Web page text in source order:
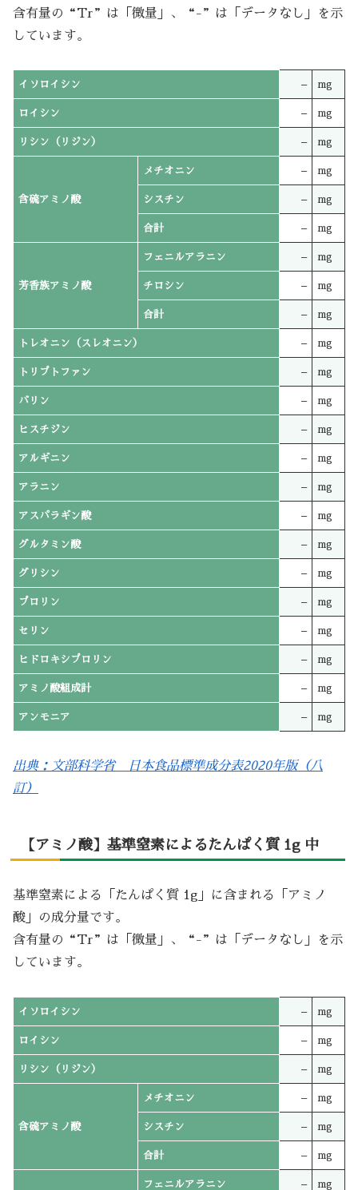
含有量の“Tr”は「微量」、“-”は「データなし」を示
しています。
イソロイシン – mg
ロイシン – mg
リシン（リジン） – mg
含硫アミノ酸
メチオニン – mg
シスチン – mg
合計 – mg
芳香族アミノ酸
フェニルアラニン – mg
チロシン – mg
合計 – mg
トレオニン（スレオニン） – mg
トリプトファン – mg
バリン – mg
ヒスチジン – mg
アルギニン – mg
アラニン – mg
アスパラギン酸 – mg
グルタミン酸 – mg
グリシン – mg
プロリン – mg
セリン – mg
ヒドロキシプロリン – mg
アミノ酸組成計 – mg
アンモニア – mg
出典：文部科学省 日本食品標準成分表2020年版（八
訂）
【アミノ酸】基準窒素によるたんぱく質 1g 中
基準窒素による「たんぱく質 1g」に含まれる「アミノ
酸」の成分量です。
含有量の“Tr”は「微量」、“-”は「データなし」を示
しています。
イソロイシン – mg
ロイシン – mg
リシン（リジン） – mg
含硫アミノ酸
メチオニン – mg
シスチン – mg
合計 – mg
フェニルアラニン – mg